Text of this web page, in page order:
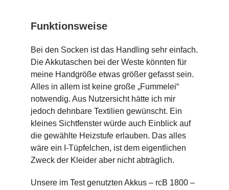
Funktionsweise
Bei den Socken ist das Handling sehr einfach.
Die Akkutaschen bei der Weste könnten für
meine Handgröße etwas größer gefasst sein.
Alles in allem ist keine große „Fummelei“
notwendig. Aus Nutzersicht hätte ich mir
jedoch dehnbare Textilien gewünscht. Ein
kleines Sichtfenster würde auch Einblick auf
die gewählte Heizstufe erlauben. Das alles
wäre ein I-Tüpfelchen, ist dem eigentlichen
Zweck der Kleider aber nicht abträglich.
Unsere im Test genutzten Akkus – rcB 1800 –